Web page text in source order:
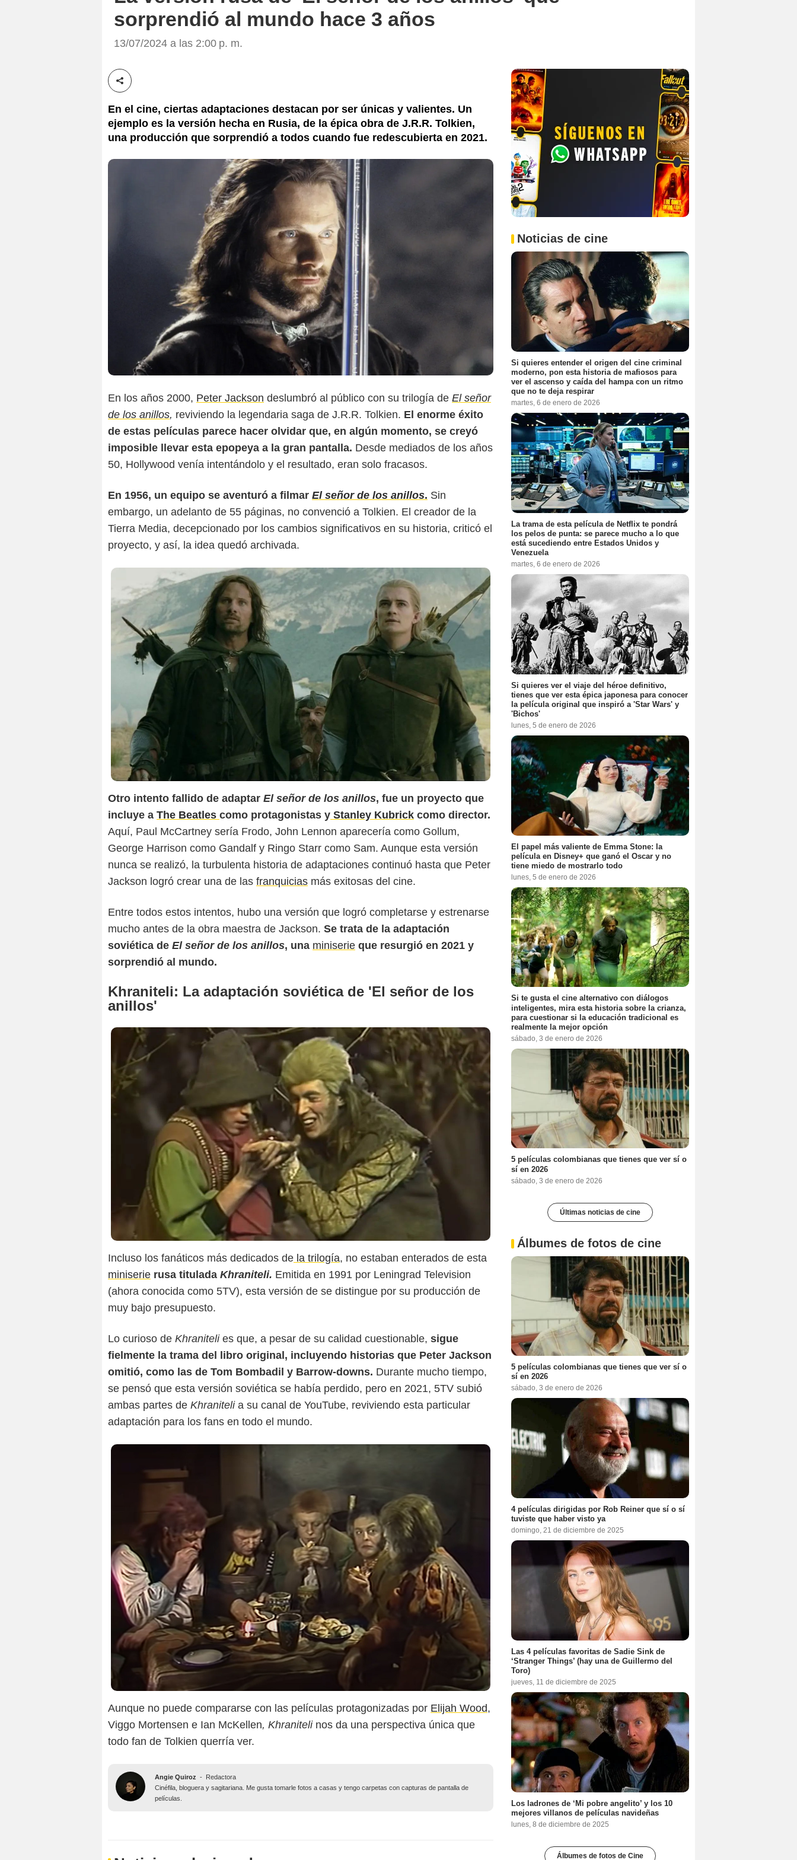
sorprendió al mundo hace 3 años
13/07/2024 a las 2:00 p. m.
Compartir esta noticia
En el cine, ciertas adaptaciones destacan por ser únicas y valientes. Un
ejemplo es la versión hecha en Rusia, de la épica obra de J.R.R. Tolkien,
una producción que sorprendió a todos cuando fue redescubierta en 2021.
En los años 2000, Peter Jackson deslumbró al público con su trilogía de El señor
de los anillos, reviviendo la legendaria saga de J.R.R. Tolkien. El enorme éxito
de estas películas parece hacer olvidar que, en algún momento, se creyó
imposible llevar esta epopeya a la gran pantalla. Desde mediados de los años
50, Hollywood venía intentándolo y el resultado, eran solo fracasos.
En 1956, un equipo se aventuró a filmar El señor de los anillos. Sin
embargo, un adelanto de 55 páginas, no convenció a Tolkien. El creador de la
Tierra Media, decepcionado por los cambios significativos en su historia, criticó el
proyecto, y así, la idea quedó archivada.
The Mary Sue
Otro intento fallido de adaptar El señor de los anillos, fue un proyecto que
incluye a The Beatles como protagonistas y Stanley Kubrick como director.
Aquí, Paul McCartney sería Frodo, John Lennon aparecería como Gollum,
George Harrison como Gandalf y Ringo Starr como Sam. Aunque esta versión
nunca se realizó, la turbulenta historia de adaptaciones continuó hasta que Peter
Jackson logró crear una de las franquicias más exitosas del cine.
Entre todos estos intentos, hubo una versión que logró completarse y estrenarse
mucho antes de la obra maestra de Jackson. Se trata de la adaptación
soviética de El señor de los anillos, una miniserie que resurgió en 2021 y
sorprendió al mundo.
Khraniteli: La adaptación soviética de 'El señor de los
anillos'
Pedestrian TV
Incluso los fanáticos más dedicados de la trilogía, no estaban enterados de esta
miniserie rusa titulada Khraniteli. Emitida en 1991 por Leningrad Television
(ahora conocida como 5TV), esta versión de se distingue por su producción de
muy bajo presupuesto.
Lo curioso de Khraniteli es que, a pesar de su calidad cuestionable, sigue
fielmente la trama del libro original, incluyendo historias que Peter Jackson
omitió, como las de Tom Bombadil y Barrow-downs. Durante mucho tiempo,
se pensó que esta versión soviética se había perdido, pero en 2021, 5TV subió
ambas partes de Khranitelia su canal de YouTube, reviviendo esta particular
adaptación para los fans en todo el mundo.
Games Radar
Aunque no puede compararse con las películas protagonizadas por Elijah Wood,
Viggo Mortensen e Ian McKellen, Khranitelinos da una perspectiva única que
todo fan de Tolkien querría ver.
Angie Quiroz - Redactora
Cinéfila, bloguera y sagitariana. Me gusta tomarle fotos a casas y tengo carpetas con capturas de pantalla de
películas.
Noticias de cine
Si quieres entender el origen del cine criminal
moderno, pon esta historia de mafiosos para
ver el ascenso y caída del hampa con un ritmo
que no te deja respirar
martes, 6 de enero de 2026
La trama de esta película de Netflix te pondrá
los pelos de punta: se parece mucho a lo que
está sucediendo entre Estados Unidos y
Venezuela
martes, 6 de enero de 2026
Si quieres ver el viaje del héroe definitivo,
tienes que ver esta épica japonesa para conocer
la película original que inspiró a 'Star Wars' y
'Bichos'
lunes, 5 de enero de 2026
El papel más valiente de Emma Stone: la
película en Disney+ que ganó el Oscar y no
tiene miedo de mostrarlo todo
lunes, 5 de enero de 2026
Si te gusta el cine alternativo con diálogos
inteligentes, mira esta historia sobre la crianza,
para cuestionar si la educación tradicional es
realmente la mejor opción
sábado, 3 de enero de 2026
5 películas colombianas que tienes que ver sí o
sí en 2026
sábado, 3 de enero de 2026
Últimas noticias de cine
Álbumes de fotos de cine
5 películas colombianas que tienes que ver sí o
sí en 2026
sábado, 3 de enero de 2026
4 películas dirigidas por Rob Reiner que sí o sí
tuviste que haber visto ya
domingo, 21 de diciembre de 2025
Las 4 películas favoritas de Sadie Sink de
‘Stranger Things’ (hay una de Guillermo del
Toro)
jueves, 11 de diciembre de 2025
Los ladrones de ‘Mi pobre angelito’ y los 10
mejores villanos de películas navideñas
lunes, 8 de diciembre de 2025
Álbumes de fotos de Cine